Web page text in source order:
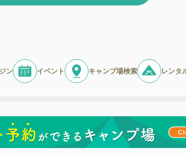
ン イベント キャンプ場検索 レンタ